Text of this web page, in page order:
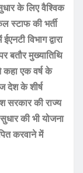
के लिए वैश्विक
स्टाफ की भर्ती
विभाग द्वारा
बतौर मुख्यातिथि
एक वर्ष के
देश के शीर्ष
सरकार की राज्य
की भी योजना
करवाने में